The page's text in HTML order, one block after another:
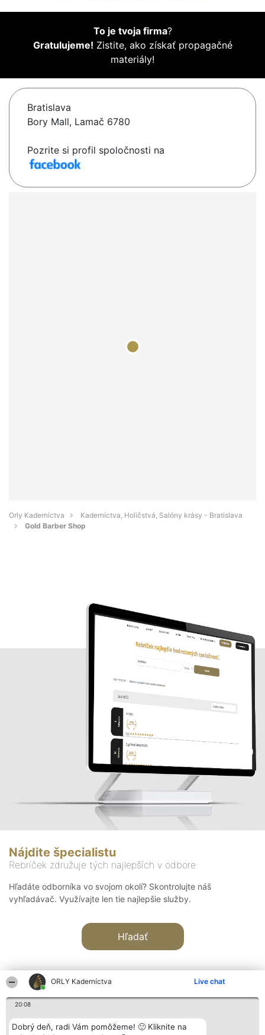
ORLY Kaderníctva Live chat
20:08
Dobrý deň, radi Vám pomôžeme! 🙂 Kliknite na
To je tvoja firma?
Gratulujeme! Zistite, ako získať propagačné
materiály!
Bratislava
Bory Mall, Lamač 6780
Pozrite si profil spoločnosti na
Orly Kaderníctva
Kaderníctva, Holičstvá, Salóny krásy - Bratislava
Gold Barber Shop
Nájdite špecialistu
Rebríček združuje tých najlepších v odbore
Hľadáte odborníka vo svojom okolí? Skontrolujte náš
vyhľadávač. Využívajte len tie najlepšie služby.
Hľadať
Organizátor hodnotenia
Bright Side Solutions sp. z o.
Hodnotenie
Laureáti
Kontakt
Kontakt